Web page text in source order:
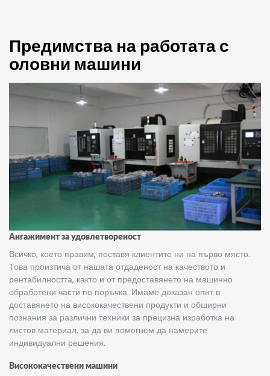
Предимства на работата с
оловни машини
Ангажимент за удовлетвореност
Всичко, което правим, поставя клиентите ни на първо място.
Това произтича от нашата отдаденост на качеството и
рентабилността, както и от предоставянето на машинно
обработени части по поръчка. Имаме доказан опит в
доставянето на висококачествени продукти и обширни
познания за различни техники за прецизна изработка на
листов материал, за да ви помогнем да намерите
индивидуални решения.
Висококачествени машини